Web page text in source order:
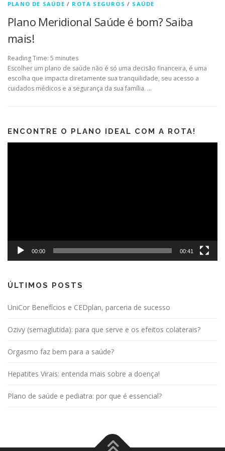
PLANO DE SAÚDE / ROTA SEGUROS / SAÚDE
Plano Meridional Saúde é bom? Saiba
mais!
Reading Time: 5 minutes
Escolher um plano de saúde não é só uma decisão financeira, é uma
escolha que impacta diretamente sua tranquilidade, seu acesso a
cuidados médicos e a segurança da sua família. …
ENCONTRE O PLANO IDEAL COM A ROTA!
00:00 00:41
ÚLTIMOS POSTS
UniCor Benefícios e CEDplan, parceria de sucesso
Ozivy (semaglutida): para que serve e os efeitos colaterais?
Orgasmo faz bem para a saúde?
Hepatites Virais: entenda mais sobre a doença!
Plano de saúde e pediatra: por que é essencial?